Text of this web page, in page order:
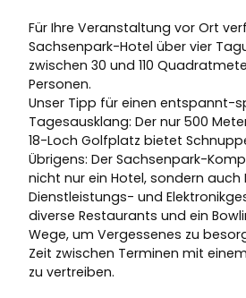
Für Ihre Veranstaltung vor Ort
Sachsenpark-Hotel über vier
zwischen 30 und 110
Personen.
Unser Tipp für einen entspannt-
Tagesausklang: Der nur 500
18-Loch Golfplatz bietet
Übrigens: Der Sachsenpark-
nicht nur ein Hotel, sondern auch
Dienstleistungs- und
diverse Restaurants und ein
Wege, um Vergessenes zu
Zeit zwischen Terminen mit
zu vertreiben.